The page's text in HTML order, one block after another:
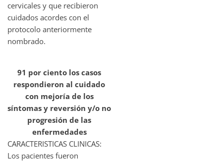
cervicales y que recibieron
cuidados acordes con el
protocolo anteriormente
nombrado.
91 por ciento los casos
respondieron al cuidado
con mejoría de los
síntomas y reversión y/o no
progresión de las
enfermedades
CARACTERISTICAS CLINICAS:
Los pacientes fueron